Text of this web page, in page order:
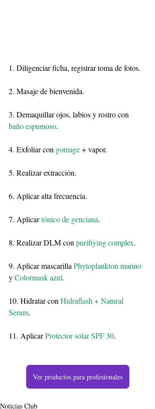
1. Diligenciar ficha, registrar toma de fotos.
2. Masaje de bienvenida.
3. Demaquillar ojos, labios y rostro con
baño espumoso.
4. Exfoliar con gomage + vapor.
5. Realizar extracción.
6. Aplicar alta frecuencia.
7. Aplicar tónico de genciana.
8. Realizar DLM con purifiying complex.
9. Aplicar mascarilla Phytoplankton marino
y Colormask azul.
10. Hidratar con Hidraflash + Natural
Serum.
11. Aplicar Protector solar SPF 30.
Ver productos para profesionales
Noticias Club